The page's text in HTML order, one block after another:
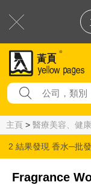
主頁 > 醫療美容、健
2 結果發現 香水─批
Fragrance